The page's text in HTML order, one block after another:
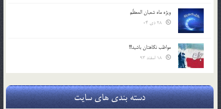
ویژه ماه شعبان المعظّم
مواظب نگاهتان باشید!!!
دسته بندی های سایت